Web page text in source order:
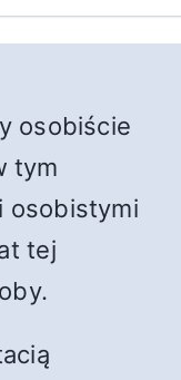
osobiście
tym
osobistymi
tej